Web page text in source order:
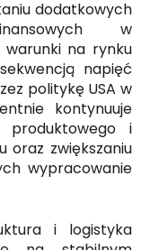
dodatkowych
w
warunki na rynku
napięć
politykę USA w
kontynuuje
produktowego i
oraz zwiększaniu
wypracowanie
i logistyka